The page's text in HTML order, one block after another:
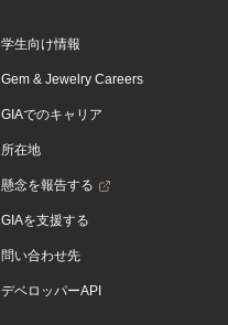
学生向け情報
Gem & Jewelry Careers
GIAでのキャリア
所在地
懸念を報告する
GIAを支援する
問い合わせ先
デベロッパーAPI